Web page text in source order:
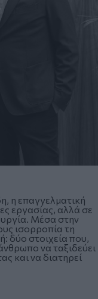
η επαγγελματική
εργασίας, αλλά σε
Μέσα στην
ισορροπία τη
δύο στοιχεία που,
να ταξιδεύει
και να διατηρεί